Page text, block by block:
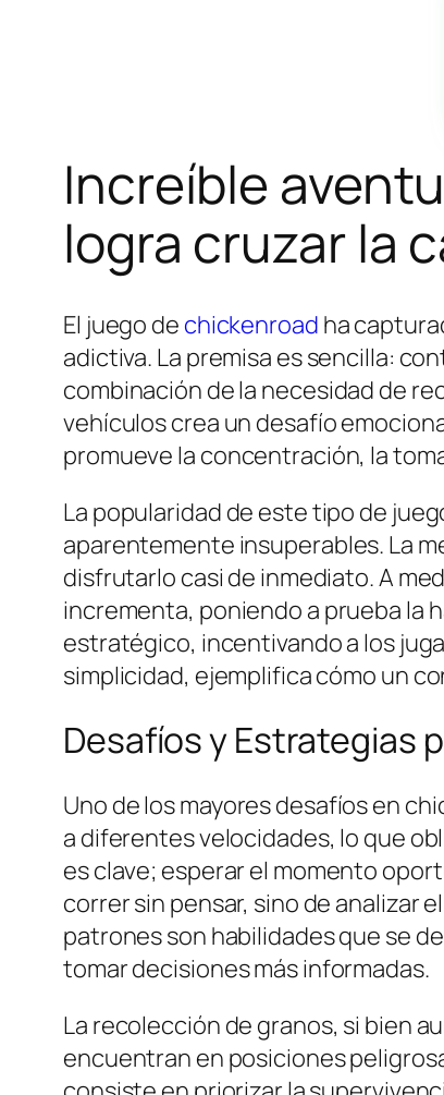
Increíble
logra cruzar la
El juego de chickenroad ha
adictiva. La premisa es sencilla:
combinación de la necesidad de
vehículos crea un desafío
promueve la concentración, la
La popularidad de este tipo de
aparentemente insuperables. La
disfrutarlo casi de inmediato. A
incrementa, poniendo a prueba la
estratégico, incentivando a los
simplicidad, ejemplifica cómo un
Desafíos y Estrategias
Uno de los mayores desafíos en
a diferentes velocidades, lo que
es clave; esperar el momento
correr sin pensar, sino de analizar
patrones son habilidades que se
tomar decisiones más informadas.
La recolección de granos, si bien
encuentran en posiciones